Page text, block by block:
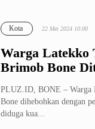
Warga Latekko
Brimob Bone
Kota 22 Mei 2024 10:00
PLUZ.ID, BONE – Warga
Bone dihebohkan dengan
diduga kua...